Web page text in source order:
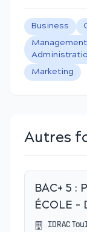
Business
Marketing
Autres
BAC+ 5 :
ÉCOLE -
DEIDRAC